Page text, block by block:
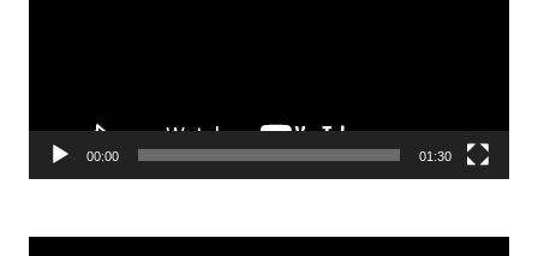
00:00 01:30
Odtwarzacz